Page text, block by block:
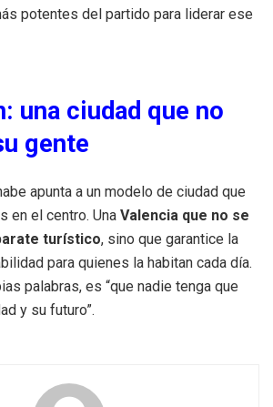
potentes del partido para liderar ese
una ciudad que no
gente
apunta a un modelo de ciudad que
en el centro. Una Valencia que no se
turístico, sino que garantice la
para quienes la habitan cada día.
palabras, es “que nadie tenga que
y su futuro”.